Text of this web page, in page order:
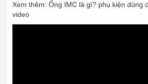
Xem thêm: Ống IMC là gì? phụ kiện dùng
video